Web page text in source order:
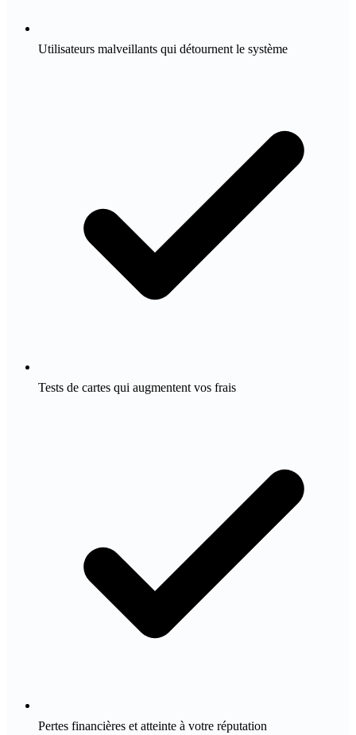
Utilisateurs malveillants qui détournent le système
Tests de cartes qui augmentent vos frais
Pertes financières et atteinte à votre réputation